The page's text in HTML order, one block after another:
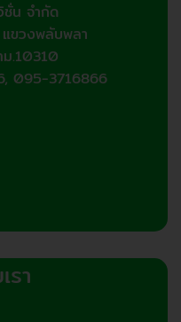
ชั่น จำกัด
ขวงพลับพลา
.10310
095-3716866
รา